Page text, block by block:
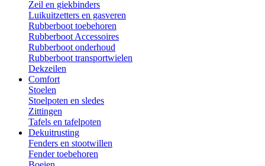
Zeil en giekbinders
Luikuitzetters en gasveren
Rubberboot toebehoren
Rubberboot Accessoires
Rubberboot onderhoud
Rubberboot transportwielen
Dekzeilen
Comfort
Stoelen
Stoelpoten en sledes
Zittingen
Tafels en tafelpoten
Dekuitrusting
Fenders en stootwillen
Fender toebehoren